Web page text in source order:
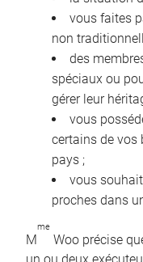
vous faites
non
des
spéciaux ou
gérer leur
vous
certains de vos
pays ;
vous
proches dans
M
me
Woo précise